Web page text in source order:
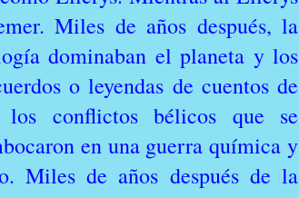
Miles de años después, la
dominaban el planeta y los
o leyendas de cuentos de
conflictos bélicos que se
en una guerra química y
Miles de años después de la